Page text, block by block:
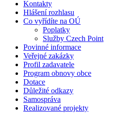
Kontakty
Hlášení rozhlasu
Co vyřídíte na OÚ
Poplatky
Služby Czech Point
Povinné informace
Veřejné zakázky
Profil zadavatele
Program obnovy obce
Dotace
Důležité odkazy
Samospráva
Realizované projekty